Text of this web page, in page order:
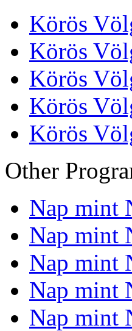
Körös
Körös
Körös
Körös
Körös
Other
Nap mint
Nap mint
Nap mint
Nap mint
Nap mint